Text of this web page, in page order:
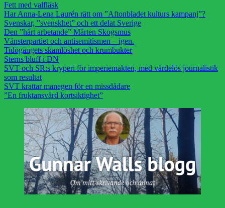
Fett med valfläsk
Har Anna-Lena Laurén rätt om ”Aftonbladet kulturs kampanj”?
Svenskar, ”svenskhet” och ett delat Sverige
Den ”hårt arbetande” Mårten Skogsmus
Vänsterpartiet och antisemitismen – igen.
Tidögängets skamlöshet och krumbukter
Sterns bluff i DN
SVT och SR:s kryperi för imperiemakten, med värdelös journalistik
som resultat
SVT krattar manegen för en missdådare
”En fruktansvärd kortsiktighet”